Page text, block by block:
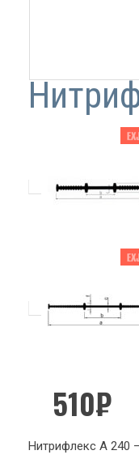
510₽
Нитрифлекс А 240